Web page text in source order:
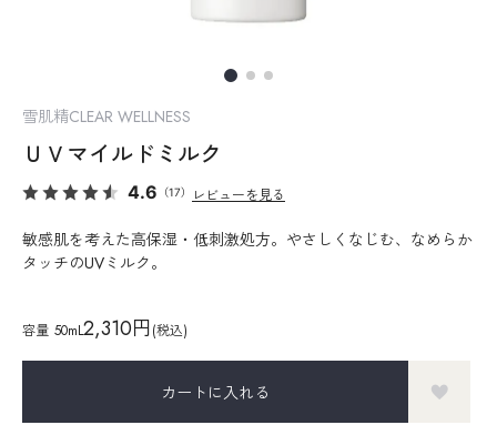
雪肌精CLEAR WELLNESS
ＵＶマイルドミルク
4.6 （17） レビューを見る
敏感肌を考えた高保湿・低刺激処方。やさしくなじむ、なめらか
タッチのUVミルク。
容量 50mL2,310円(税込)
カートに入れる